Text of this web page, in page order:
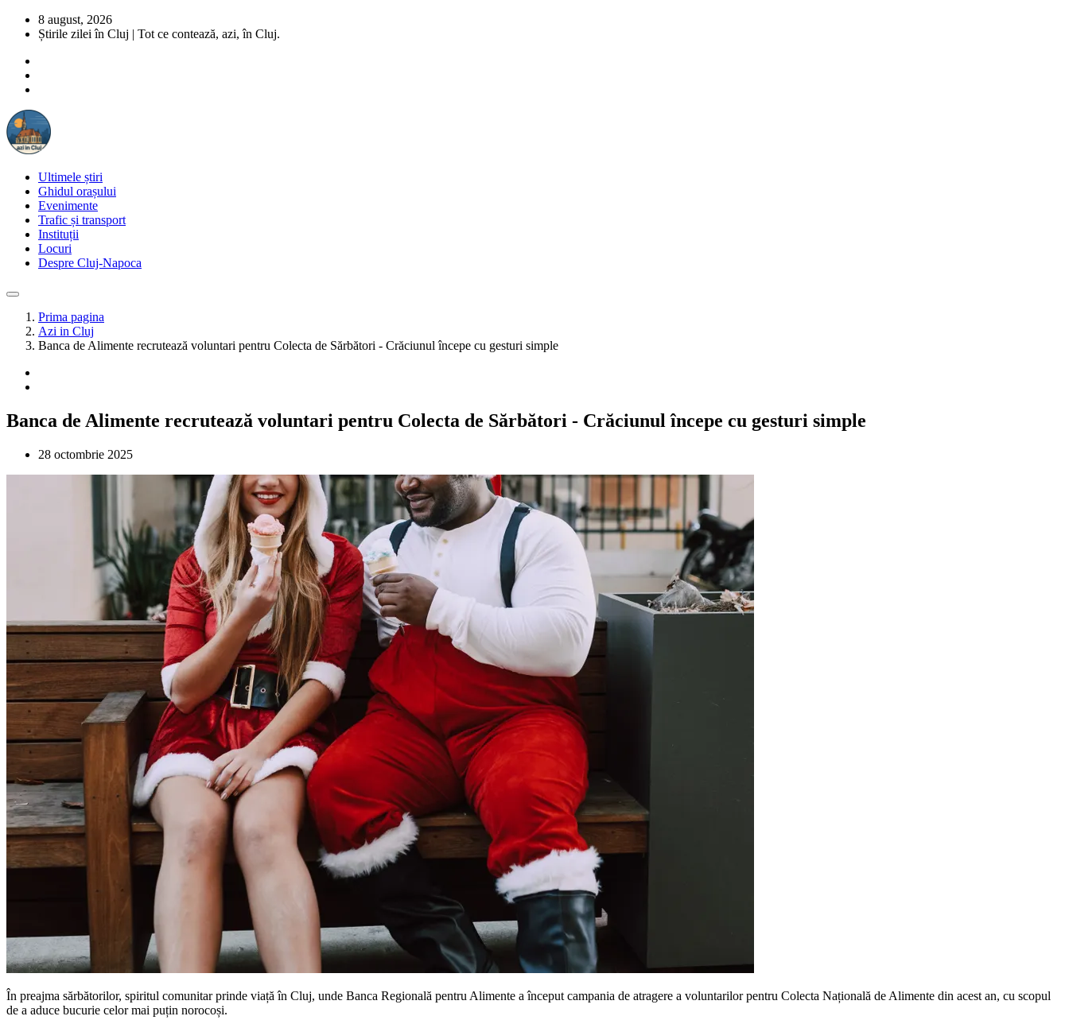
8 august, 2026
Știrile zilei în Cluj | Tot ce contează, azi, în Cluj.
Ultimele știri
Ghidul orașului
Evenimente
Trafic și transport
Instituții
Locuri
Despre Cluj-Napoca
Prima pagina
Azi in Cluj
Banca de Alimente recrutează voluntari pentru Colecta de Sărbători - Crăciunul începe cu gesturi simple
Banca de Alimente recrutează voluntari pentru Colecta de Sărbători - Crăciunul începe cu gesturi simple
28 octombrie 2025
În preajma sărbătorilor, spiritul comunitar prinde viață în Cluj, unde Banca Regională pentru Alimente a început campania de atragere a voluntarilor pentru Colecta Națională de Alimente din acest an, cu scopul
de a aduce bucurie celor mai puțin norocoși.